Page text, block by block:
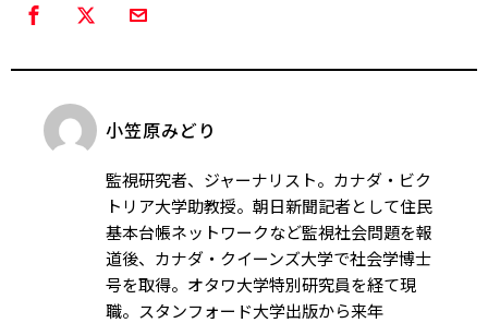
小笠原みどり
監視研究者、ジャーナリスト。カナダ・ビク
トリア大学助教授。朝日新聞記者として住民
基本台帳ネットワークなど監視社会問題を報
道後、カナダ・クイーンズ大学で社会学博士
号を取得。オタワ大学特別研究員を経て現
職。スタンフォード大学出版から来年